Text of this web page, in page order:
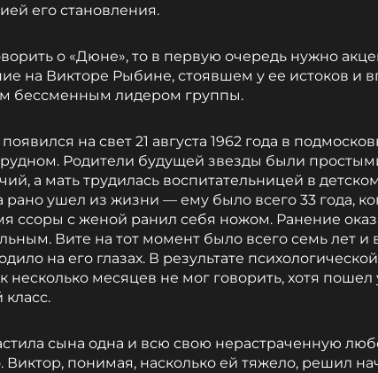
его становления.
о «Дюне», то в первую очередь нужно
на Викторе Рыбине, стоявшем у ее истоков и
бессменным лидером группы.
на свет 21 августа 1962 года в
Родители будущей звезды были
а мать трудилась воспитательницей в
ушел из жизни — ему было всего 33 года,
ссоры с женой ранил себя ножом. Ранение
Вите на тот момент было всего семь лет и
на его глазах. В результате
несколько месяцев не мог говорить, хотя пошел
сына одна и всю свою нерастраченную
Виктор, понимая, насколько ей тяжело, решил